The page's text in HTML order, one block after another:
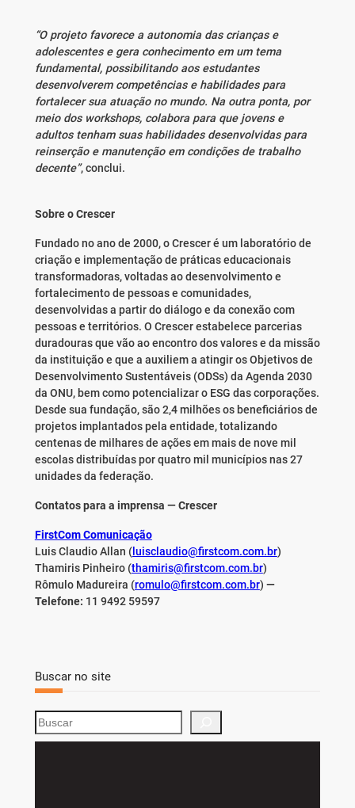
“O projeto favorece a autonomia das crianças e
adolescentes e gera conhecimento em um tema
fundamental, possibilitando aos estudantes
desenvolverem competências e habilidades para
fortalecer sua atuação no mundo. Na outra ponta, por
meio dos workshops, colabora para que jovens e
adultos tenham suas habilidades desenvolvidas para
reinserção e manutenção em condições de trabalho
decente”, conclui.
Sobre o Crescer
Fundado no ano de 2000, o Crescer é um laboratório de
criação e implementação de práticas educacionais
transformadoras, voltadas ao desenvolvimento e
fortalecimento de pessoas e comunidades,
desenvolvidas a partir do diálogo e da conexão com
pessoas e territórios. O Crescer estabelece parcerias
duradouras que vão ao encontro dos valores e da missão
da instituição e que a auxiliem a atingir os Objetivos de
Desenvolvimento Sustentáveis (ODSs) da Agenda 2030
da ONU, bem como potencializar o ESG das corporações.
Desde sua fundação, são 2,4 milhões os beneficiários de
projetos implantados pela entidade, totalizando
centenas de milhares de ações em mais de nove mil
escolas distribuídas por quatro mil municípios nas 27
unidades da federação.
Contatos para a imprensa — Crescer
FirstCom Comunicação
Luis Claudio Allan (luisclaudio@firstcom.com.br)
Thamiris Pinheiro (thamiris@firstcom.com.br)
Rômulo Madureira (romulo@firstcom.com.br) —
Telefone: 11 9492 59597
Buscar no site
S
e